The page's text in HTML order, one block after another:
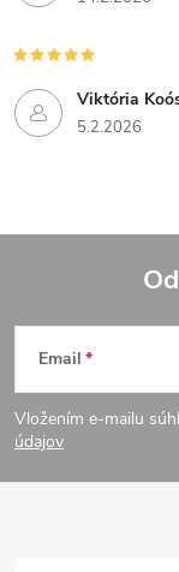
k
y
v
p
s
u
Viktória
5.2.2026
Z
á
p
Email
Vložením e-mailu
údajov